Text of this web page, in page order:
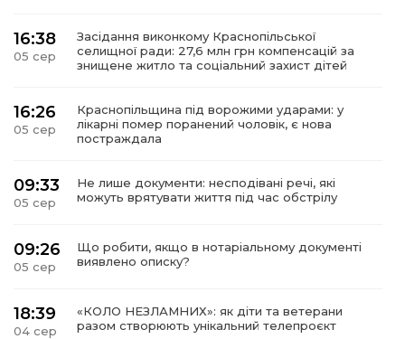
16:38
05 сер
Засідання виконкому Краснопільської
селищної ради: 27,6 млн грн компенсацій за
знищене житло та соціальний захист дітей
16:26
05 сер
Краснопільщина під ворожими ударами: у
лікарні помер поранений чоловік, є нова
постраждала
09:33
05 сер
Не лише документи: несподівані речі, які
можуть врятувати життя під час обстрілу
09:26
05 сер
Що робити, якщо в нотаріальному документі
виявлено описку?
18:39
04 сер
«КОЛО НЕЗЛАМНИХ»: як діти та ветерани
разом створюють унікальний телепроєкт